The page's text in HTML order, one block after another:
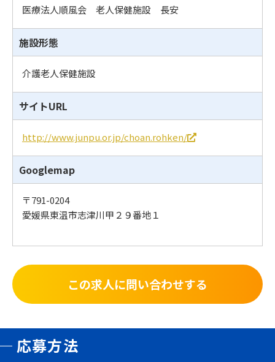
医療法人順風会 老人保健施設 長安
施設形態
介護老人保健施設
サイトURL
http://www.junpu.or.jp/choan.rohken/
Googlemap
〒791-0204
愛媛県東温市志津川甲２９番地１
この求人に問い合わせする
応募⽅法